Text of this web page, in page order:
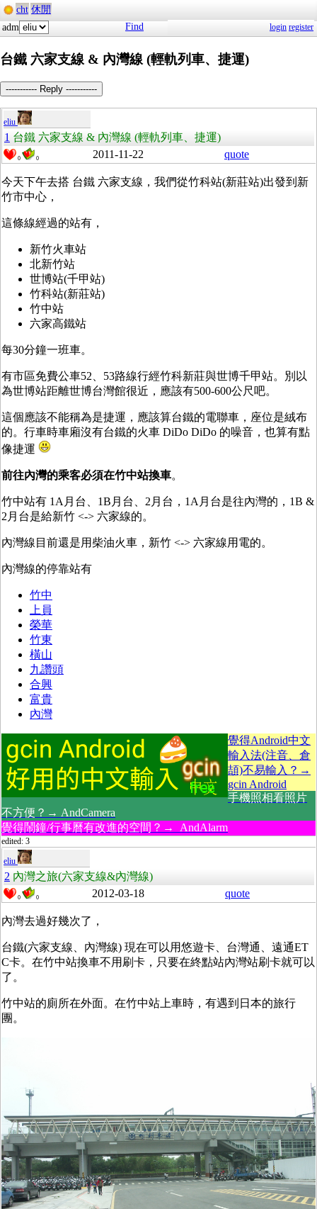
cht 休閒
adm
Find login register
台鐵 六家支線 & 內灣線 (輕軌列車、捷運)
----------- Reply -----------
eliu
1 台鐵 六家支線 & 內灣線 (輕軌列車、捷運)
0 0 2011-11-22 quote
今天下午去搭 台鐵 六家支線，我們從竹科站(新莊站)出發到新
竹市中心，
這條線經過的站有，
新竹火車站
北新竹站
世博站(千甲站)
竹科站(新莊站)
竹中站
六家高鐵站
每30分鐘一班車。
有市區免費公車52、53路線行經竹科新莊與世博千甲站。別以
為世博站距離世博台灣館很近，應該有500-600公尺吧。
這個應該不能稱為是捷運，應該算台鐵的電聯車，座位是絨布
的。行車時車廂沒有台鐵的火車 DiDo DiDo 的噪音，也算有點
像捷運
前往內灣的乘客必須在竹中站換車。
竹中站有 1A月台、1B月台、2月台，1A月台是往內灣的，1B &
2月台是給新竹 <-> 六家線的。
內灣線目前還是用柴油火車，新竹 <-> 六家線用電的。
內灣線的停靠站有
竹中
上員
榮華
竹東
橫山
九讚頭
合興
富貴
內灣
覺得Android中文
輸入法(注音、倉
頡)不易輸入？→
gcin Android
手機照相看照片
不方便？→ AndCamera
覺得鬧鐘/行事曆有改進的空間？→ AndAlarm
edited: 3
eliu
2 內灣之旅(六家支線&內灣線)
0 0 2012-03-18 quote
內灣去過好幾次了，
台鐵(六家支線、內灣線) 現在可以用悠遊卡、台灣通、遠通ET
C卡。在竹中站換車不用刷卡，只要在終點站內灣站刷卡就可以
了。
竹中站的廁所在外面。在竹中站上車時，有遇到日本的旅行
團。